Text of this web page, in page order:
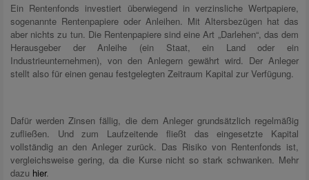
Ein Rentenfonds investiert überwiegend in verzinsliche Wertpapiere,
sogenannte Rentenpapiere oder Anleihen. Mit Altersbezügen hat das
aber nichts zu tun. Die Rentenpapiere sind eine Art „Darlehen“, das dem
Herausgeber der Anleihe (ein Staat, ein Land oder ein
Industrieunternehmen), von den Anlegern gewährt wird. Der Anleger
stellt also für einen genau festgelegten Zeitraum Kapital zur Verfügung.
Dafür werden Zinsen fällig, die dem Anleger grundsätzlich regelmäßig
zufließen. Und zum Laufzeitende fließt das eingesetzte Kapital
vollständig an den Anleger zurück. Das Risiko von Rentenfonds ist,
vergleichsweise gering, da die Kurse nicht so stark schwanken. Mehr
dazu hier.